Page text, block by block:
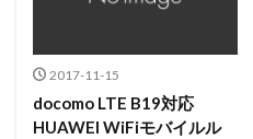
2017-11-15
docomo LTE B19対応
HUAWEI WiFiモバイルル